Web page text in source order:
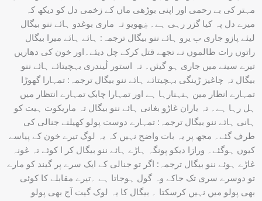
مہتر کی بے رحمی اور اپنی بوڑھی ماں کے زخمی دل کو دیکھ کہ
میرے دل پہ کیا گزر رہی ہے۔ ۻھویو تہ ماری بوغدو ہائے ننو بیگال
لیئے پازو جاری ب یرو ہائے ننو بیگال ترجمہ: ہائے ہائے میرا بیگال
راتوں رات ظالموں نے تجھے قتل کرکے چل دیئے۔اور خون کی دھاریں
تیرے سینے میں جاری ہو گیئں۔ تہ استور ڷیندری بہچیتائے ہائے ننو
بیگال تہ چاغیز ڑینگی بہچیتائے ہائے ننو بیگال ترجمہ: تمہارا گھوڑا
تمہارے انظار مین ہنہنارہا ہے اور تمہارا چابک تمہارے انتظار میں
ہل رہا ہے۔ تہ یاران غاڑو بغانی ہائے ننو بیگال تہ ماریکوت ہیت کو
ہانی ہائے ننو بیگال ترجمہ: تمہارے دوست پولو کھیلنے جنالی کی
طرف گئے۔ مجھ پر یہ بات واضح نہیں کہ یہ لوگ تیرے خون کے پیاسے
کیوں ہوگئے۔ ورازا دیکو پونگہ ہاڑے ہائے ننو بیگال کر ا کوئے تہ غونہ
غاڑے ہوئے ننو بیگال ترجمہ: اگر تو جنالی کے ایک سرے پر گیند کو مارے
تو دوسرے سری تک جاکے وہ گول ہوجاتا ہے ۔تیرے مقابلے کا کوئی
بھی پولو میں نہیں کرسکتا ۔ بیگال کا یہ لوک گیت آج بھی پولو